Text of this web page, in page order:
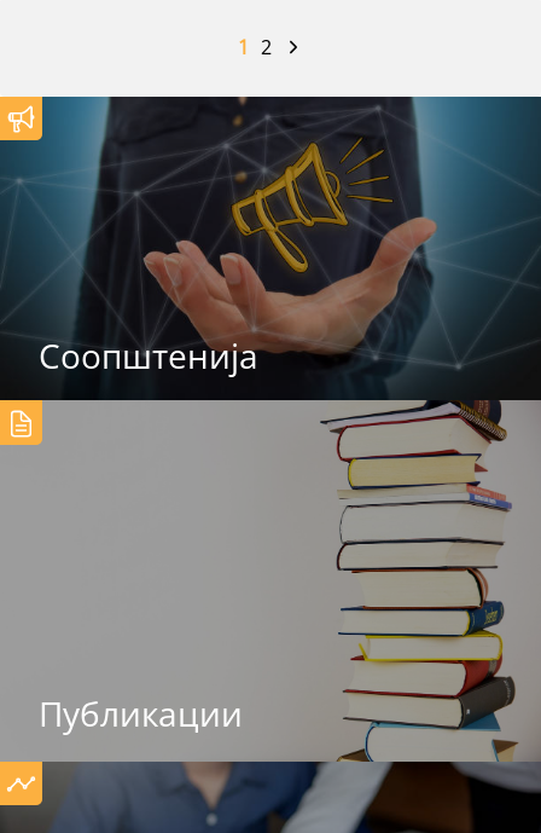
1 2
Соопштенија
Публикации